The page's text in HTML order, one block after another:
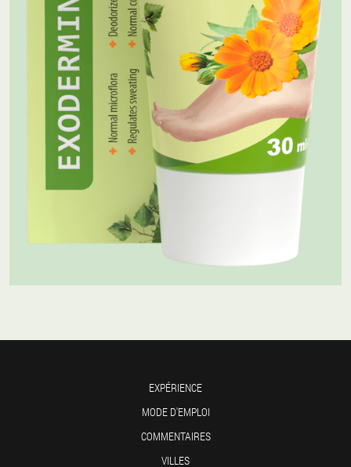
EXPÉRIENCE
MODE D'EMPLOI
COMMENTAIRES
VILLES